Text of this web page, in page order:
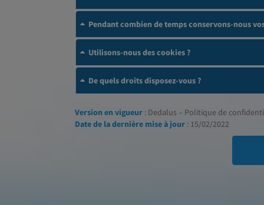
Pendant combien de temps conservons-nous
Utilisons-nous des cookies ?
De quels droits disposez-vous ?
Version en vigueur : Dedalus – Politique de
Date de la dernière mise à jour : 15/02/2022